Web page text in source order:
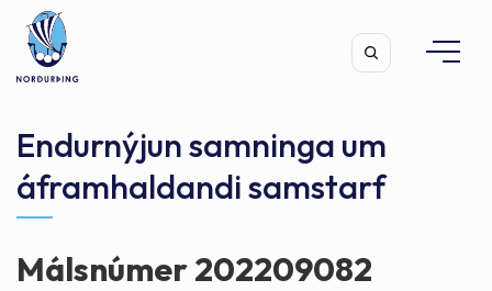
Leita
Endurnýjun samninga um
áframhaldandi samstarf
Málsnúmer 202209082